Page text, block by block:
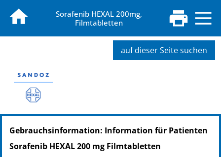
Sorafenib HEXAL 200mg,
Filmtabletten
auf dieser Seite suchen
PZN: 16909043
PPN: 111690904360
NTIN: 04150169090438
Gebrauchsinformation: Information für Patienten
Sorafenib HEXAL 200 mg Filmtabletten